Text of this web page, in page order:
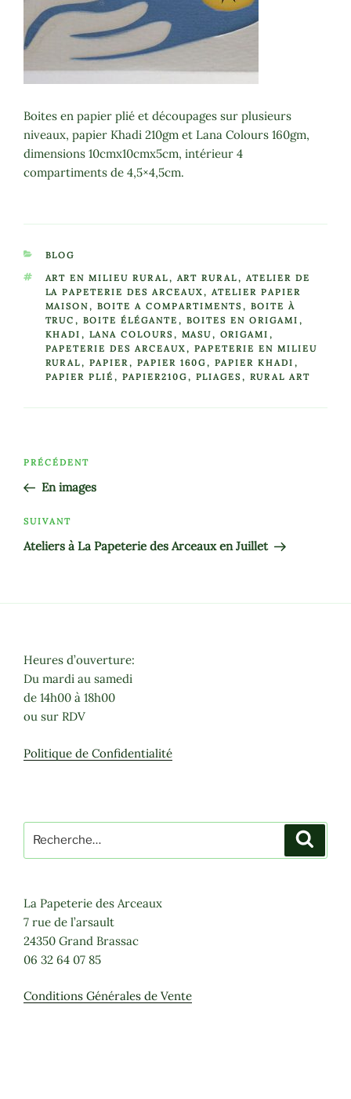
Boites en papier plié et découpages sur plusieurs
niveaux, papier Khadi 210gm et Lana Colours 160gm,
dimensions 10cmx10cmx5cm, intérieur 4
compartiments de 4,5×4,5cm.
CATÉGORIES
BLOG
ÉTIQUETTES
ART EN MILIEU RURAL , ART RURAL , ATELIER DE
LA PAPETERIE DES ARCEAUX , ATELIER PAPIER
MAISON , BOITE A COMPARTIMENTS , BOITE À
TRUC , BOITE ÉLÉGANTE , BOITES EN ORIGAMI ,
KHADI , LANA COLOURS , MASU , ORIGAMI ,
PAPETERIE DES ARCEAUX , PAPETERIE EN MILIEU
RURAL , PAPIER , PAPIER 160G , PAPIER KHADI ,
PAPIER PLIÉ , PAPIER210G , PLIAGES , RURAL ART
Navigation
l’article
Article
précédent
PRÉCÉDENT
En images
Article
suivant
SUIVANT
Ateliers à La Papeterie des Arceaux en Juillet
Heures d’ouverture:
Du mardi au samedi
de 14h00 à 18h00
ou sur RDV
Politique de Confidentialité
pour
La Papeterie des Arceaux
7 rue de l’arsault
24350 Grand Brassac
06 32 64 07 85
Conditions Générales de Vente